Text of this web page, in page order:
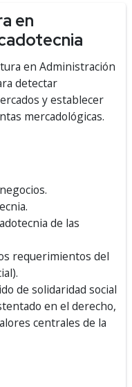
en
en Administración
detectar
y establecer
mercadológicas.
de las
requerimientos del
de solidaridad social
en el derecho,
centrales de la